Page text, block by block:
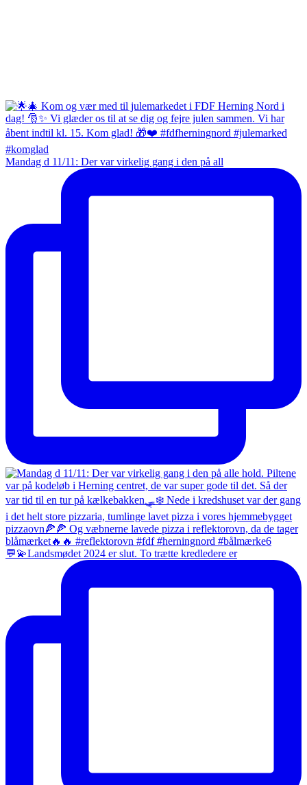
Mandag d 11/11: Der var virkelig gang i den på all
💬💫Landsmødet 2024 er slut. To trætte kredledere er